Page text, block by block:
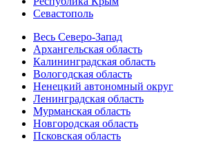
Севастополь
Весь Северо-Запад
Архангельская область
Калининградская область
Вологодская область
Ненецкий автономный округ
Ленинградская область
Мурманская область
Новгородская область
Псковская область